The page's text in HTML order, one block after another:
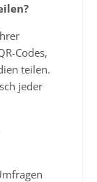
Codes,
teilen.
jeder